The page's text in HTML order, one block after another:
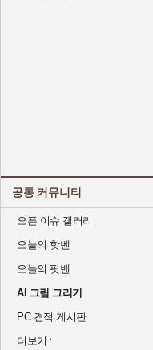
공통 커뮤니티
오픈 이슈 갤러리
오늘의 핫벤
오늘의 팟벤
AI 그림 그리기
PC 견적 게시판
더보기